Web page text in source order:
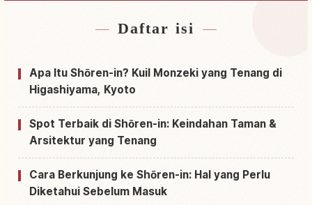
Cari penginapan dekat Shouren In
Cari aktivitas di Shouren In↗
Daftar isi
Apa Itu Shōren-in? Kuil Monzeki yang Tenang di
Higashiyama, Kyoto
Spot Terbaik di Shōren-in: Keindahan Taman &
Arsitektur yang Tenang
Cara Berkunjung ke Shōren-in: Hal yang Perlu
Diketahui Sebelum Masuk